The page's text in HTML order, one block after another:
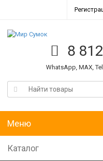
8
WhatsApp, MAX,
Меню
Каталог